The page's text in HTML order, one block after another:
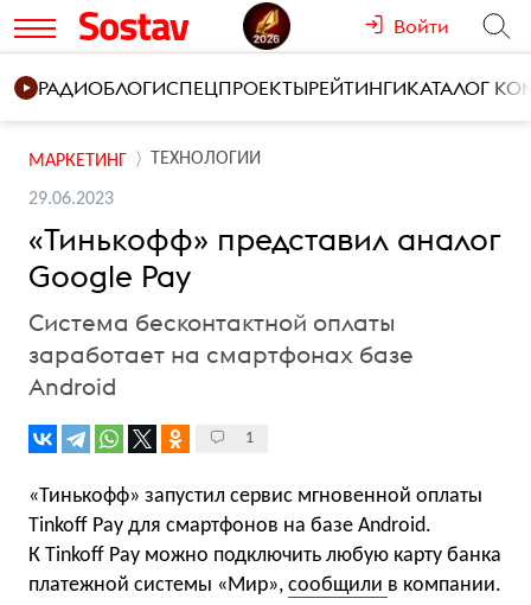
Войти
РАДИОБЛОГИСПЕЦПРОЕКТЫРЕЙТИНГИКАТАЛОГ
МАРКЕТИНГ ТЕХНОЛОГИИ
29.06.2023
«Тинькофф» представил аналог
Google Pay
Система бесконтактной оплаты
заработает на смартфонах базе
Android
1
«Тинькофф» запустил сервис мгновенной оплаты
Tinkoff Pay для смартфонов на базе Android.
К Tinkoff Pay можно подключить любую карту банка
платежной системы «Мир», сообщили в компании.